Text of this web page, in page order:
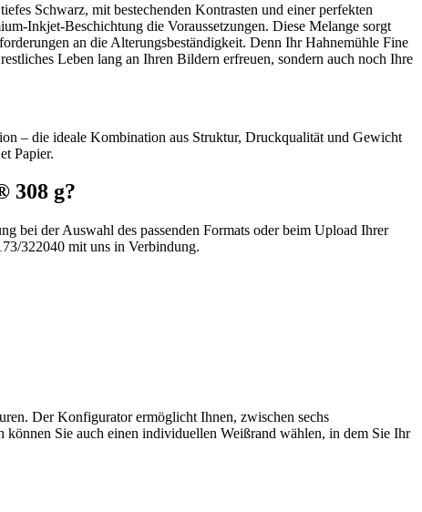
Schwarz, mit bestechenden Kontrasten und einer perfekten
Inkjet-Beschichtung die Voraussetzungen. Diese Melange sorgt
an die Alterungsbeständigkeit. Denn Ihr Hahnemühle Fine
Leben lang an Ihren Bildern erfreuen, sondern auch noch Ihre
– die ideale Kombination aus Struktur, Druckqualität und Gewicht
Papier.
308 g?
bei der Auswahl des passenden Formats oder beim Upload Ihrer
322040 mit uns in Verbindung.
Der Konfigurator ermöglicht Ihnen, zwischen sechs
Sie auch einen individuellen Weißrand wählen, in dem Sie Ihr